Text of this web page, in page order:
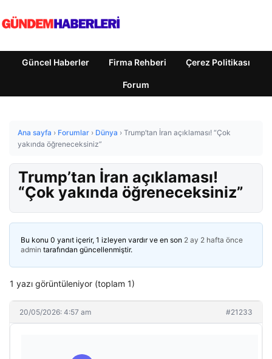
Güncel Haberler Firma Rehberi Çerez Politikası
Forum
Ana sayfa › Forumlar › Dünya › Trump’tan İran açıklaması! “Çok
yakında öğreneceksiniz”
Trump’tan İran açıklaması!
“Çok yakında öğreneceksiniz”
Bu konu 0 yanıt içerir, 1 izleyen vardır ve en son 2 ay 2 hafta önce
admin tarafından güncellenmiştir.
1 yazı görüntüleniyor (toplam 1)
20/05/2026: 4:57 am #21233